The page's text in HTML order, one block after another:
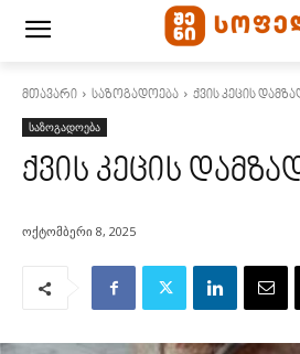
მთავარი საზოგადოება ქვის კეცის
საზოგადოება
ქვის კეცის
ოქტომბერი 8, 2025